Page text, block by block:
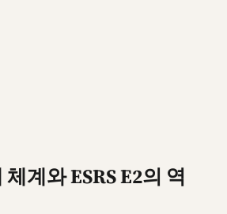
체계와 ESRS E2의 역